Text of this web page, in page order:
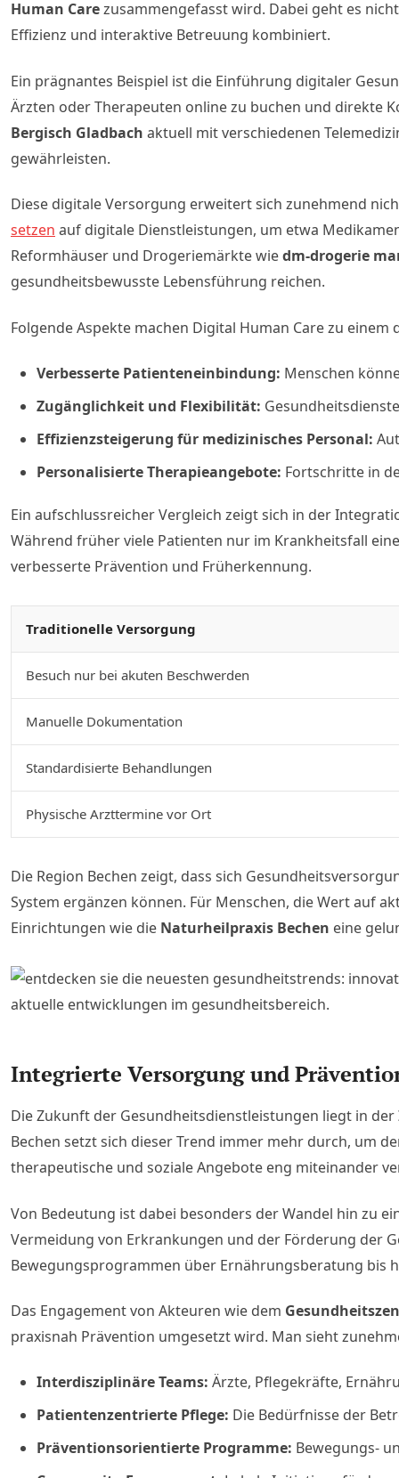
Human Carezusammengefasst wird. Dabei geht es
Effizienz und interaktive Betreuung kombiniert.
Ein prägnantes Beispiel ist die Einführung digitaler
Ärzten oder Therapeuten online zu buchen und direkte
Bergisch Gladbach aktuell mit verschiedenen
gewährleisten.
Diese digitale Versorgung erweitert sich zunehmend
setzen auf digitale Dienstleistungen, um etwa
Reformhäuser und Drogeriemärkte wiedm-drogerie
gesundheitsbewusste Lebensführung reichen.
Folgende Aspekte machen Digital Human Care zu einem
Verbesserte Patienteneinbindung: Menschen
Zugänglichkeit und Flexibilität:
Effizienzsteigerung für medizinisches Personal:
Personalisierte Therapieangebote: Fortschritte in
Ein aufschlussreicher Vergleich zeigt sich in der
Während früher viele Patienten nur im Krankheitsfall
verbesserte Prävention und Früherkennung.
Traditionelle Versorgung
Besuch nur bei akuten Beschwerden
Manuelle Dokumentation
Standardisierte Behandlungen
Physische Arzttermine vor Ort
Die Region Bechen zeigt, dass sich
System ergänzen können. Für Menschen, die Wert auf
Einrichtungen wie die Naturheilpraxis Bechen eine
Integrierte Versorgung und
Die Zukunft der Gesundheitsdienstleistungen liegt in der
Bechen setzt sich dieser Trend immer mehr durch, um
therapeutische und soziale Angebote eng miteinander
Von Bedeutung ist dabei besonders der Wandel hin zu
Vermeidung von Erkrankungen und der Förderung der
Bewegungsprogrammen über Ernährungsberatung bis
Das Engagement von Akteuren wie dem
praxisnah Prävention umgesetzt wird. Man sieht
Interdisziplinäre Teams: Ärzte, Pflegekräfte,
Patientenzentrierte Pflege: Die Bedürfnisse der
Präventionsorientierte Programme: Bewegungs-